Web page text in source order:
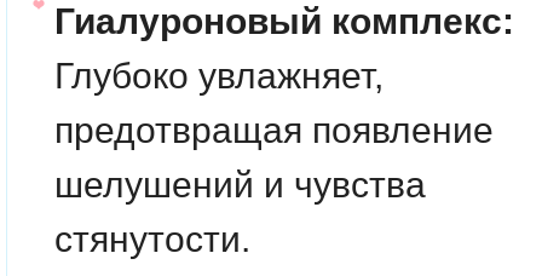
Гиалуроновый комплекс:
Глубоко увлажняет,
предотвращая появление
шелушений и чувства
стянутости.